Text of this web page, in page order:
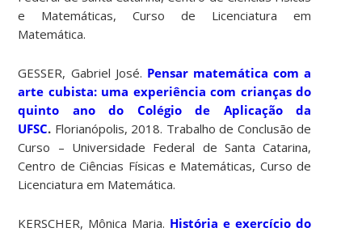
e Matemáticas, Curso de Licenciatura em
Matemática.
GESSER, Gabriel José. Pensar matemática com a
arte cubista: uma experiência com crianças do
quinto ano do Colégio de Aplicação da
UFSC. Florianópolis, 2018. Trabalho de Conclusão de
Curso – Universidade Federal de Santa Catarina,
Centro de Ciências Físicas e Matemáticas, Curso de
Licenciatura em Matemática.
KERSCHER, Mônica Maria. História e exercício do